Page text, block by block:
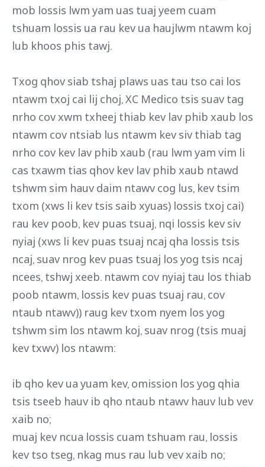
mob lossis lwm yam uas tuaj yeem cuam
tshuam lossis ua rau kev ua haujlwm ntawm koj
lub khoos phis tawj.
Txog qhov siab tshaj plaws uas tau tso cai los
ntawm txoj cai lij choj, XC Medico tsis suav tag
nrho cov xwm txheej thiab kev lav phib xaub los
ntawm cov ntsiab lus ntawm kev siv thiab tag
nrho cov kev lav phib xaub (rau lwm yam vim li
cas txawm tias qhov kev lav phib xaub ntawd
tshwm sim hauv daim ntawv cog lus, kev tsim
txom (xws li kev tsis saib xyuas) lossis txoj cai)
rau kev poob, kev puas tsuaj, nqi lossis kev siv
nyiaj (xws li kev puas tsuaj ncaj qha lossis tsis
ncaj, suav nrog kev puas tsuaj los yog tsis ncaj
ncees, tshwj xeeb. ntawm cov nyiaj tau los thiab
poob ntawm, lossis kev puas tsuaj rau, cov
ntaub ntawv)) raug kev txom nyem los yog
tshwm sim los ntawm koj, suav nrog (tsis muaj
kev txwv) los ntawm:
ib qho kev ua yuam kev, omission los yog qhia
tsis tseeb hauv ib qho ntaub ntawv hauv lub vev
xaib no;
muaj kev ncua lossis cuam tshuam rau, lossis
kev tso tseg, nkag mus rau lub vev xaib no;